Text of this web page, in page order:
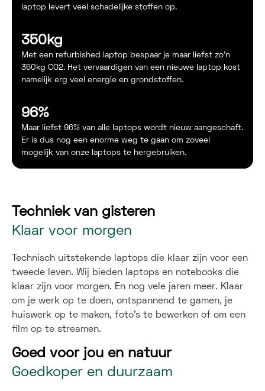
laptop levert veel schadelijke stoffen op.
350kg
Met een refurbished laptop bespaar je maar liefst zo'n
350kg CO2. Het vervaardigen van een nieuwe laptop kost
namelijk erg veel energie en grondstoffen.
96%
Maar liefst 96% van alle laptops wordt nieuw aangeschaft.
Er is dus nog een enorme weg te gaan om zoveel
mogelijk van onze laptops te hergebruiken.
Techniek van gisteren
Klaar voor morgen
Technisch uitstekende laptops die klaar zijn voor een
tweede leven. Wij bieden laptops en notebooks die
klaar zijn voor morgen. En nog vele jaren meer. Klaar
om je werk op te doen, ontspannend te gamen, je
huiswerk op te maken, foto's te bewerken of om een
film op te streamen.
Goed voor jou en natuur
Goedkoper en duurzaam